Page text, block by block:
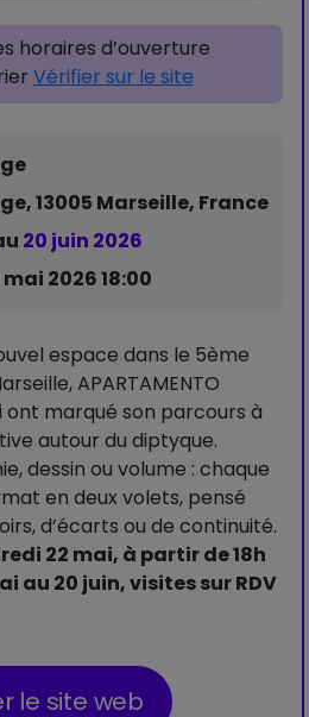
horaires d’ouverture
Vérifier sur le site
13005 Marseille, France
20 juin 2026
2026 18:00
espace dans le 5ème
APARTAMENTO
ont marqué son parcours à
autour du diptyque.
dessin ou volume : chaque
en deux volets, pensé
d’écarts ou de continuité.
22 mai, à partir de 18h
au 20 juin, visites sur RDV
le site web